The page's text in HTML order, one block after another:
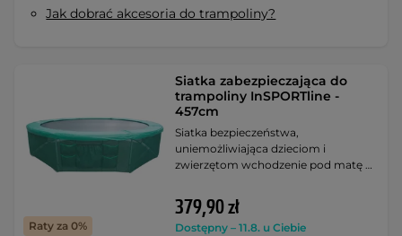
Jak dobrać akcesoria do trampoliny?
Raty za 0%
Siatka zabezpieczająca do
trampoliny InSPORTline -
457cm
Siatka bezpieczeństwa,
uniemożliwiająca dzieciom i
zwierzętom wchodzenie pod matę …
379,90 zł
Dostępny – 11.8. u Ciebie